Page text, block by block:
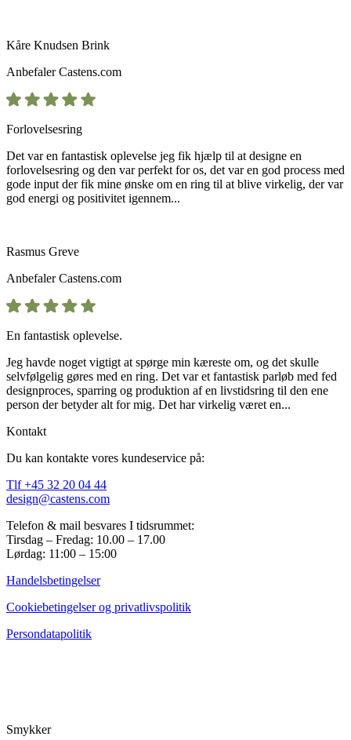
Kåre Knudsen Brink
AnbefalerCastens.com
Forlovelsesring
Det var en fantastisk oplevelse jeg fik hjælp til at designe en
forlovelsesring og den var perfekt for os, det var en god process med
gode input der fik mine ønske om en ring til at blive virkelig, der var
god energi og positivitet igennem...
Rasmus Greve
AnbefalerCastens.com
En fantastisk oplevelse.
Jeg havde noget vigtigt at spørge min kæreste om, og det skulle
selvfølgelig gøres med en ring. Det var et fantastisk parløb med fed
designproces, sparring og produktion af en livstidsring til den ene
person der betyder alt for mig. Det har virkelig været en...
Kontakt
Du kan kontakte vores kundeservice på:
Tlf +45 32 20 04 44
design@castens.com
Telefon & mail besvares I tidsrummet:
Tirsdag – Fredag: 10.00 – 17.00
Lørdag: 11:00 – 15:00
Handelsbetingelser
Cookiebetingelser og privatlivspolitik
Persondatapolitik
Smykker